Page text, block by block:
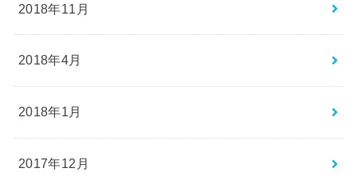
2018年11月
2018年4月
2018年1月
2017年12月